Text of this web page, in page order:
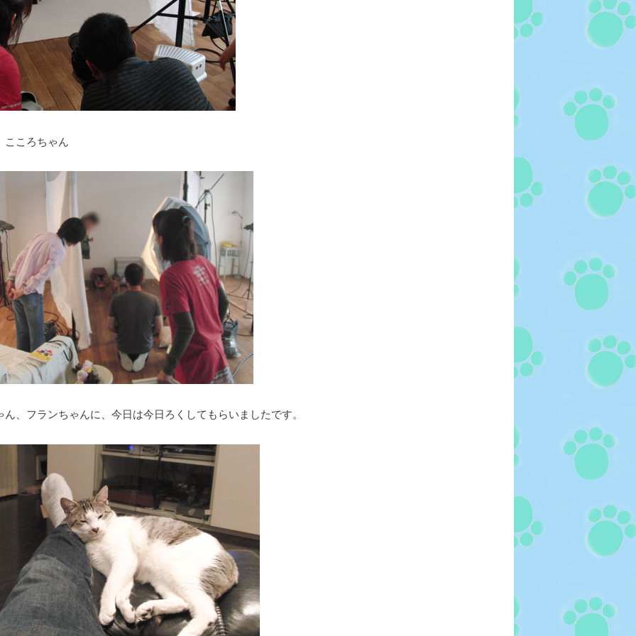
こころちゃん
ん、フランちゃんに、今日は今日ろくしてもらいましたです。